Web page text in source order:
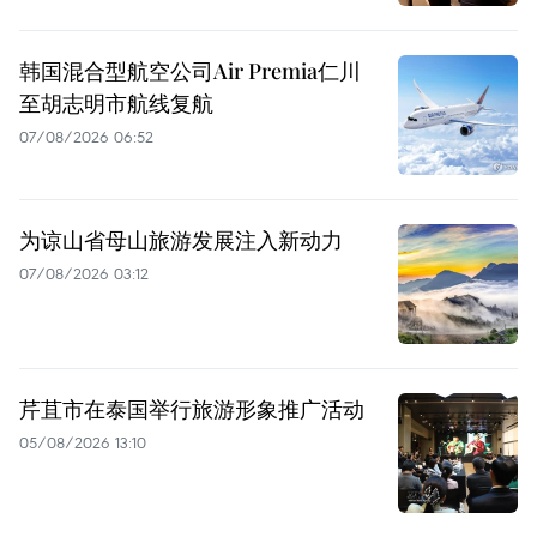
韩国混合型航空公司Air Premia仁川
至胡志明市航线复航
07/08/2026 06:52
为谅山省母山旅游发展注入新动力
07/08/2026 03:12
芹苴市在泰国举行旅游形象推广活动
05/08/2026 13:10